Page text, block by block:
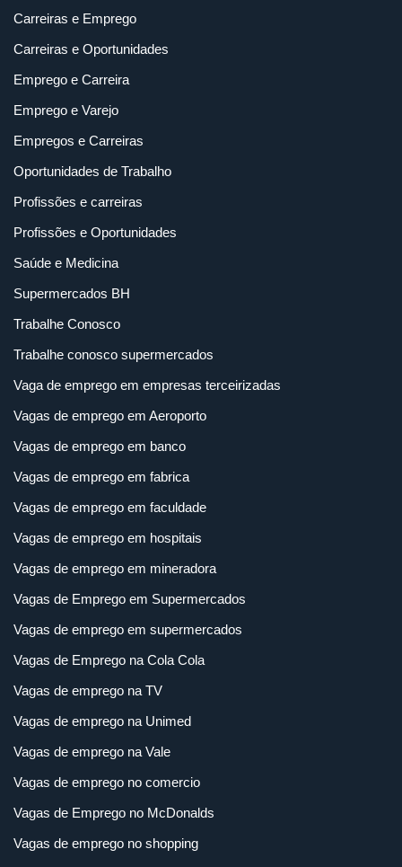
Carreiras e Emprego
Carreiras e Oportunidades
Emprego e Carreira
Emprego e Varejo
Empregos e Carreiras
Oportunidades de Trabalho
Profissões e carreiras
Profissões e Oportunidades
Saúde e Medicina
Supermercados BH
Trabalhe Conosco
Trabalhe conosco supermercados
Vaga de emprego em empresas terceirizadas
Vagas de emprego em Aeroporto
Vagas de emprego em banco
Vagas de emprego em fabrica
Vagas de emprego em faculdade
Vagas de emprego em hospitais
Vagas de emprego em mineradora
Vagas de Emprego em Supermercados
Vagas de emprego em supermercados
Vagas de Emprego na Cola Cola
Vagas de emprego na TV
Vagas de emprego na Unimed
Vagas de emprego na Vale
Vagas de emprego no comercio
Vagas de Emprego no McDonalds
Vagas de emprego no shopping